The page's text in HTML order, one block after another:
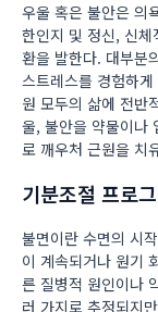
우울 혹은 불안은 의
한인지 및 정신, 신
환을 발한다. 대부분
스트레스를 경험하
원 모두의 삶에 전반
울, 불안을 약물이나
로 깨우처 근원을 치
기분조절 프로
불면이란 수면의 시
이 계속되거나 원기
른 질병적 원인이나
러 가지로 추정되지